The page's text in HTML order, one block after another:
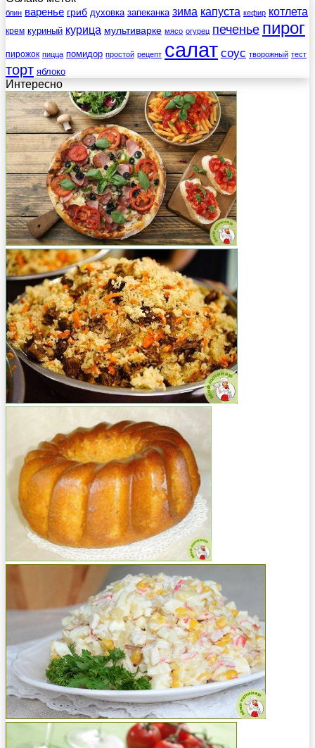
блин варенье гриб духовка запеканка зима капуста кефир котлета
крем куриный курица мультиварке мясо огурец печенье пирог
пирожок пицца помидор простой рецепт салат соус творожный тест
торт яблоко
Интересно